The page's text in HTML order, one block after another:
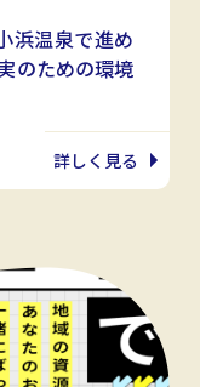
浜温泉で進め
のための環境
詳しく見る